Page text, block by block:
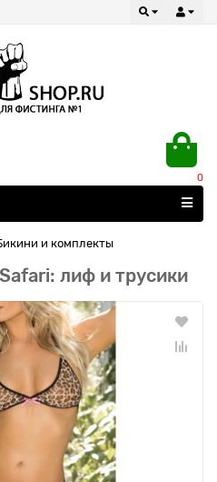
0
и комплекты
лиф и трусики